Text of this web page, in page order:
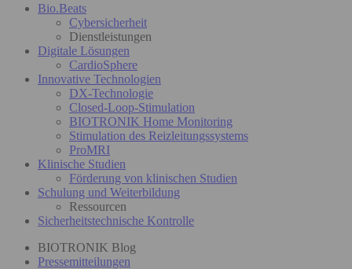
Bio.Beats
Cybersicherheit
Dienstleistungen
Digitale Lösungen
CardioSphere
Innovative Technologien
DX-Technologie
Closed-Loop-Stimulation
BIOTRONIK Home Monitoring
Stimulation des Reizleitungssystems
ProMRI
Klinische Studien
Förderung von klinischen Studien
Schulung und Weiterbildung
Ressourcen
Sicherheitstechnische Kontrolle
BIOTRONIK Blog
Pressemitteilungen